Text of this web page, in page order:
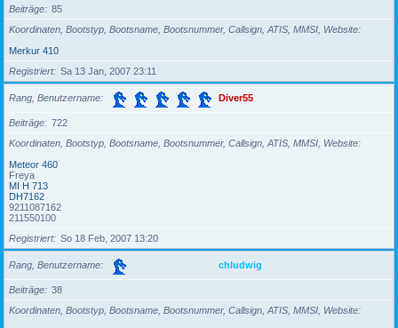
Beiträge
85
Koordinaten, Bootstyp, Bootsname, Bootsnummer, Callsign, ATIS, MMSI, Website
Merkur 410
Registriert
Sa 13 Jan, 2007 23:11
Rang, Benutzername Diver55
Beiträge
722
Koordinaten, Bootstyp, Bootsname, Bootsnummer, Callsign, ATIS, MMSI, Website
Meteor 460
Freya
MI H 713
DH7162
9211087162
211550100
Registriert
So 18 Feb, 2007 13:20
Rang, Benutzername chludwig
Beiträge
38
Koordinaten, Bootstyp, Bootsname, Bootsnummer, Callsign, ATIS, MMSI, Website